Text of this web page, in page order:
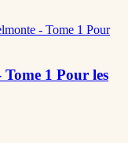
Tome 1 Pour les